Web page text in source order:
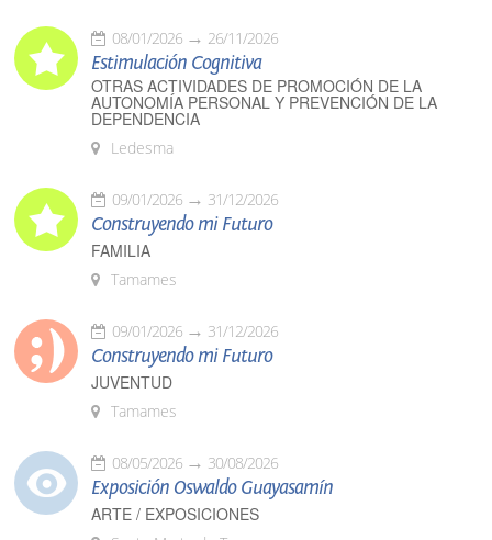
08/01/2026 26/11/2026
Estimulación Cognitiva
OTRAS ACTIVIDADES DE PROMOCIÓN DE LA
AUTONOMÍA PERSONAL Y PREVENCIÓN DE LA
DEPENDENCIA
Ledesma
09/01/2026 31/12/2026
Construyendo mi Futuro
FAMILIA
Tamames
09/01/2026 31/12/2026
Construyendo mi Futuro
JUVENTUD
Tamames
08/05/2026 30/08/2026
Exposición Oswaldo Guayasamín
ARTE / EXPOSICIONES